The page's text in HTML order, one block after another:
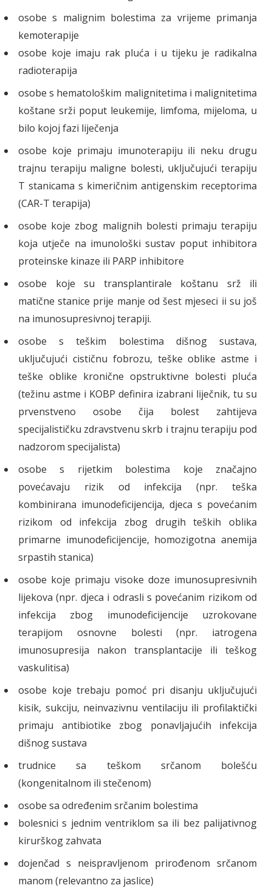
osobe s malignim bolestima za vrijeme primanja
kemoterapije
osobe koje imaju rak pluća i u tijeku je radikalna
radioterapija
osobe s hematološkim malignitetima i malignitetima
koštane srži poput leukemije, limfoma, mijeloma, u
bilo kojoj fazi liječenja
osobe koje primaju imunoterapiju ili neku drugu
trajnu terapiju maligne bolesti, uključujući terapiju
T stanicama s kimeričnim antigenskim receptorima
(CAR-T terapija)
osobe koje zbog malignih bolesti primaju terapiju
koja utječe na imunološki sustav poput inhibitora
proteinske kinaze ili PARP inhibitore
osobe koje su transplantirale koštanu srž ili
matične stanice prije manje od šest mjeseci ii su još
na imunosupresivnoj terapiji.
osobe s teškim bolestima dišnog sustava,
uključujući cističnu fobrozu, teške oblike astme i
teške oblike kronične opstruktivne bolesti pluća
(težinu astme i KOBP definira izabrani liječnik, tu su
prvenstveno osobe čija bolest zahtijeva
specijalističku zdravstvenu skrb i trajnu terapiju pod
nadzorom specijalista)
osobe s rijetkim bolestima koje značajno
povećavaju rizik od infekcija (npr. teška
kombinirana imunodeficijencija, djeca s povećanim
rizikom od infekcija zbog drugih teških oblika
primarne imunodeficijencije, homozigotna anemija
srpastih stanica)
osobe koje primaju visoke doze imunosupresivnih
lijekova (npr. djeca i odrasli s povećanim rizikom od
infekcija zbog imunodeficijencije uzrokovane
terapijom osnovne bolesti (npr. iatrogena
imunosupresija nakon transplantacije ili teškog
vaskulitisa)
osobe koje trebaju pomoć pri disanju uključujući
kisik, sukciju, neinvazivnu ventilaciju ili profilaktički
primaju antibiotike zbog ponavljajućih infekcija
dišnog sustava
trudnice sa teškom srčanom bolešću
(kongenitalnom ili stečenom)
osobe sa određenim srčanim bolestima
bolesnici s jednim ventriklom sa ili bez palijativnog
kirurškog zahvata
dojenčad s neispravljenom prirođenom srčanom
manom (relevantno za jaslice)